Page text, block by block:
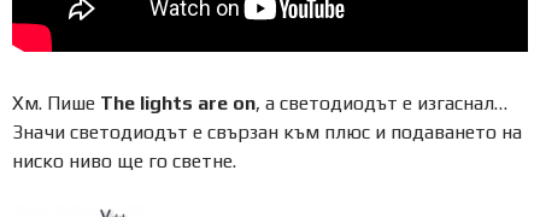
Хм. Пише The lights are on, а светодиодът е изгаснал…
Значи светодиодът е свързан към плюс и подаването на
ниско ниво ще го светне.